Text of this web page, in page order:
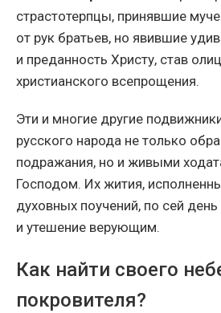
страстотерпцы, принявшие
от рук братьев, но явившие
и преданность Христу, став
христианского всепрощения.
Эти и многие другие
русского народа не только
подражания, но и живыми
Господом. Их жития,
духовных поучений, по сей
и утешение верующим.
Как найти своего
покровителя?